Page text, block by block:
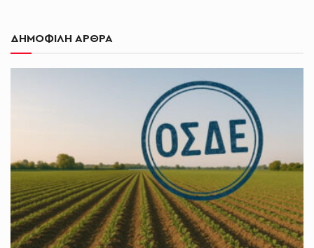
ΔΗΜΟΦΙΛΗ ΑΡΘΡΑ